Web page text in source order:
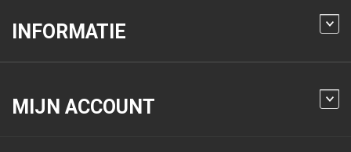
INFORMATIE
MIJN ACCOUNT